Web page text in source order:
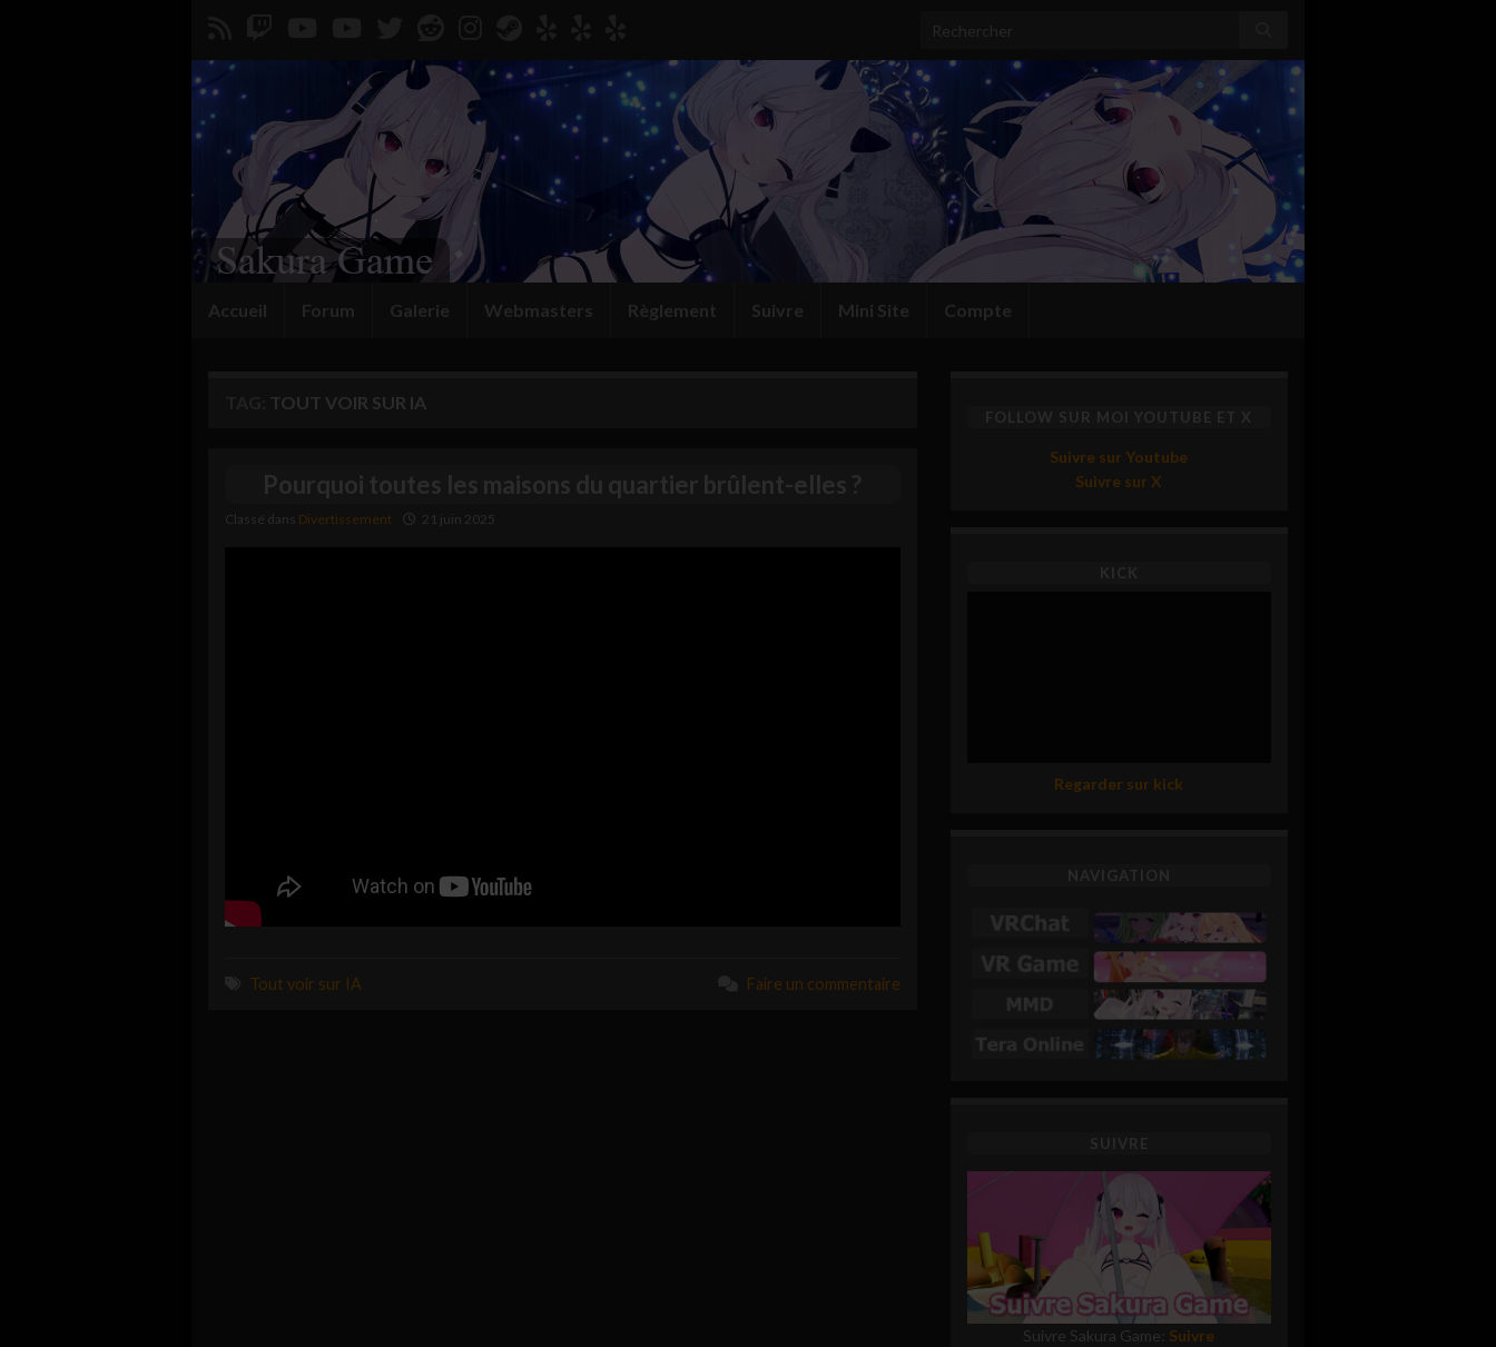
Search for:
Accueil Forum Galerie Webmasters Règlement Suivre Mini Site Compte
TOUT VOIR SUR IA
Pourquoi toutes les maisons du quartier brûlent-elles ?
Classé dans Divertissement 21 juin 2025
Tout voir sur IA Faire un commentaire
FOLLOW SUR MOI YOUTUBE ET X
Suivre sur Youtube
Suivre sur X
KICK
Regarder sur kick
NAVIGATION
SUIVRE
Suivre Sakura Game: Suivre